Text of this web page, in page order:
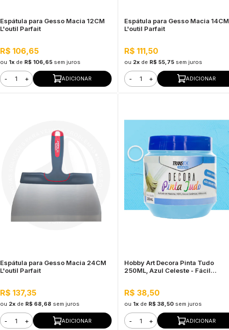
Espátula para Gesso Macia 12CM
L'outil Parfait
R$ 106,65
ou 1xde R$ 106,65 sem juros
- + ADICIONAR
Espátula para Gesso Macia 14CM
L'outil Parfait
R$ 111,50
ou 2x de R$ 55,75 sem juros
- + ADICIONAR
Espátula para Gesso Macia 24CM
L'outil Parfait
R$ 137,35
ou 2xde R$ 68,68 sem juros
- + ADICIONAR
Hobby Art Decora Pinta Tudo
250ML, Azul Celeste - Fácil
R$ 38,50
ou 1x de R$ 38,50 sem juros
- + ADICIONAR